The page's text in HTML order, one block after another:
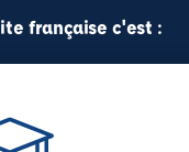
française c'est :